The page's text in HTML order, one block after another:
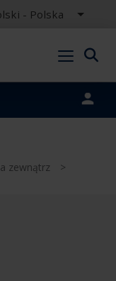
- Polska
zewnątrz
>